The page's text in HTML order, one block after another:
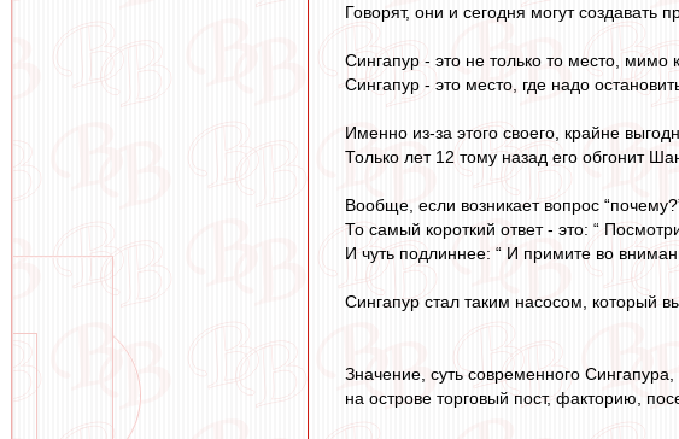
Говорят, они и сегодня могут
Сингапур - это не только то место, мимо
Сингапур - это место, где надо
Именно из-за этого своего, крайне
Только лет 12 тому назад его обгонит
Вообще, если возникает вопрос
То самый короткий ответ - это: “
И чуть подлиннее: “ И примите во
Сингапур стал таким насосом, который
Значение, суть современного
на острове торговый пост, факторию,